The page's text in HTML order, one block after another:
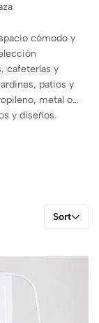
cómodo y
cafeterías y
patios y
metal o
y diseños.
disponible y
Sort